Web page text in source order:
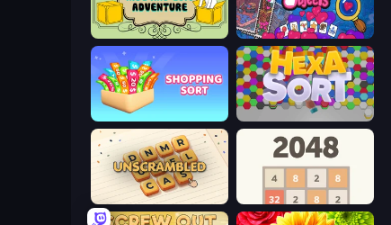
Hidden Objects
Shopping Sort
Unscrambled 2048